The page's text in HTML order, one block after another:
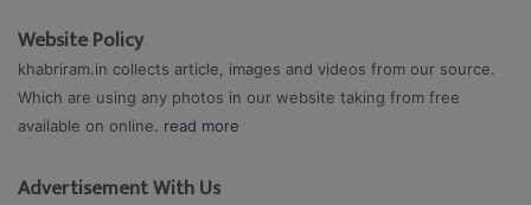
Website Policy
khabriram.in collects article, images and videos from our source.
Which are using any photos in our website taking from free
available on online. read more
Advertisement With Us